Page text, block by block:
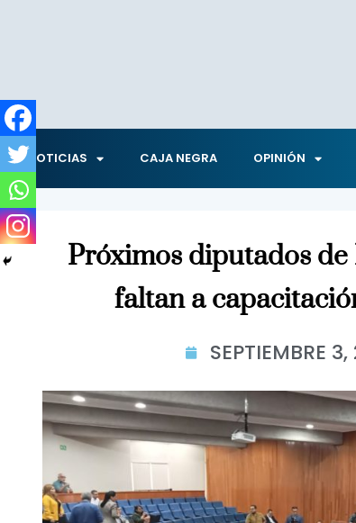
NOTICIAS CAJA NEGRA OPINIÓN
Próximos diputados
faltan a
SEPTIEMBRE